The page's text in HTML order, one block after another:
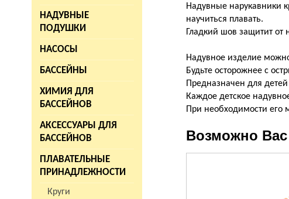
НАДУВНЫЕ
ПОДУШКИ
НАСОСЫ
БАССЕЙНЫ
ХИМИЯ ДЛЯ
БАССЕЙНОВ
АКСЕССУАРЫ ДЛЯ
БАССЕЙНОВ
ПЛАВАТЕЛЬНЫЕ
ПРИНАДЛЕЖНОСТИ
Круги
Надувные нарукавники
научиться плавать.
Гладкий шов защитит от
Надувное изделие
Будьте осторожнее с
Предназначен для детей
Каждое детское
При необходимости его
Возможно Вас